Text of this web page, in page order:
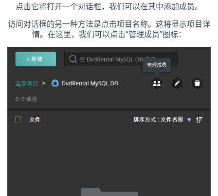
点击它将打开一个对话框，我们可以在其中添加成员。
访问对话框的另一种方法是点击项目名称。这将显示项目详
情。在这里，我们可以点击“管理成员”图标：